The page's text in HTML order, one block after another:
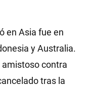
en Asia fue en
y Australia.
amistoso contra
tras la